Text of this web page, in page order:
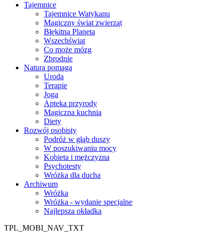
Tajemnice
Tajemnice Watykanu
Magiczny świat zwierząt
Błękitna Planeta
Wszechświat
Co może mózg
Zbrodnie
Natura pomaga
Uroda
Terapie
Joga
Apteka przyrody
Magiczna kuchnia
Diety
Rozwój osobisty
Podróż w głąb duszy
W poszukiwaniu mocy
Kobieta i mężczyzna
Psychotesty
Wróżka dla ducha
Archiwum
Wróżka
Wróżka - wydanie specjalne
Najlepsza okładka
TPL_MOBI_NAV_TXT